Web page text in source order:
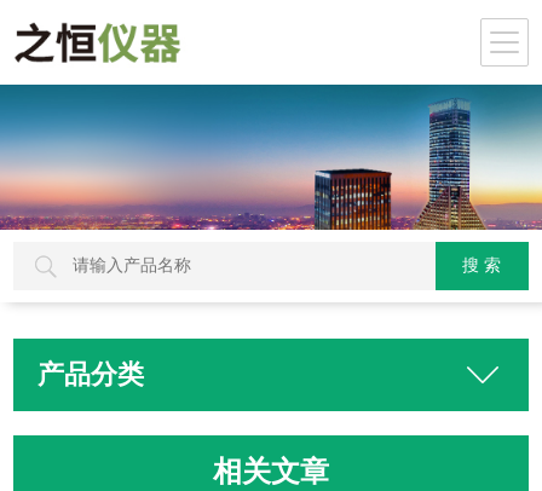
产品分类
相关文章